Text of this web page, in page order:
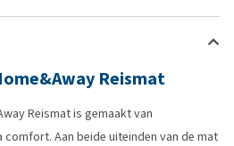
Reismat
Reismat is gemaakt van
Aan beide uiteinden van de mat